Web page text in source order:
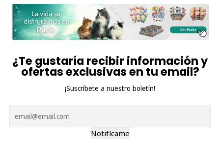
¿Te gustaría recibir información y
ofertas exclusivas en tu email?
¡Suscríbete a nuestro boletín!
Notifícame